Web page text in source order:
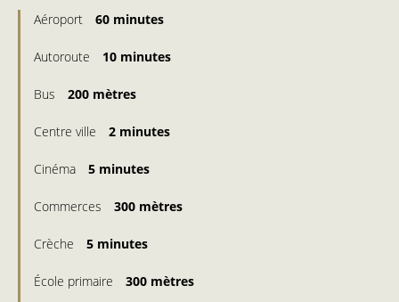
Aéroport 60 minutes
Autoroute 10 minutes
Bus 200 mètres
Centre ville 2 minutes
Cinéma 5 minutes
Commerces 300 mètres
Crèche 5 minutes
École primaire 300 mètres